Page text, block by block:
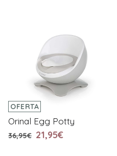
OFERTA
Orinal Egg Potty
36,95€ 21,95€